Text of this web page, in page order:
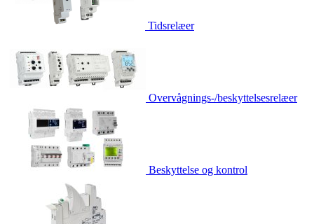
Tidsrelæer
Overvågnings-/beskyttelsesrelæer
Beskyttelse og kontrol